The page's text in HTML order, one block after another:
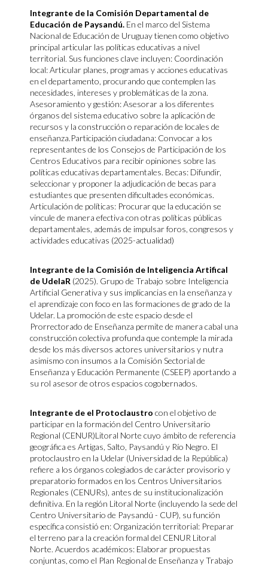
Integrante de la Comisión Departamental de
Educación de Paysandú. En el marco del Sistema
Nacional de Educación de Uruguay tienen como objetivo
principal articular las políticas educativas a nivel
territorial. Sus funciones clave incluyen: Coordinación
local: Articular planes, programas y acciones educativas
en el departamento, procurando que contemplen las
necesidades, intereses y problemáticas de la zona.
Asesoramiento y gestión: Asesorar a los diferentes
órganos del sistema educativo sobre la aplicación de
recursos y la construcción o reparación de locales de
enseñanza.Participación ciudadana: Convocar a los
representantes de los Consejos de Participación de los
Centros Educativos para recibir opiniones sobre las
políticas educativas departamentales. Becas: Difundir,
seleccionar y proponer la adjudicación de becas para
estudiantes que presenten dificultades económicas.
Articulación de políticas: Procurar que la educación se
vincule de manera efectiva con otras políticas públicas
departamentales, además de impulsar foros, congresos y
actividades educativas (2025-actualidad)
Integrante de la Comisión de Inteligencia Artifical
de UdelaR (2025). Grupo de Trabajo sobre Inteligencia
Artificial Generativa y sus implicancias en la enseñanza y
el aprendizaje con foco en las formaciones de grado de la
Udelar. La promoción de este espacio desde el
Prorrectorado de Enseñanza permite de manera cabal una
construcción colectiva profunda que contemple la mirada
desde los más diversos actores universitarios y nutra
asimismo con insumos a la Comisión Sectorial de
Enseñanza y Educación Permanente (CSEEP) aportando a
su rol asesor de otros espacios cogobernados.
Integrante de el Protoclaustro con el objetivo de
participar en la formación del Centro Universitario
Regional (CENUR)Litoral Norte cuyo ámbito de referencia
geográfica es Artigas, Salto, Paysandú y Río Negro. El
protoclaustro en la Udelar (Universidad de la República)
refiere a los órganos colegiados de carácter provisorio y
preparatorio formados en los Centros Universitarios
Regionales (CENURs), antes de su institucionalización
definitiva. En la región Litoral Norte (incluyendo la sede del
Centro Universitario de Paysandú - CUP), su función
específica consistió en: Organización territorial: Preparar
el terreno para la creación formal del CENUR Litoral
Norte. Acuerdos académicos: Elaborar propuestas
conjuntas, como el Plan Regional de Enseñanza y Trabajo